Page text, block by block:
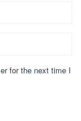
for the next time I